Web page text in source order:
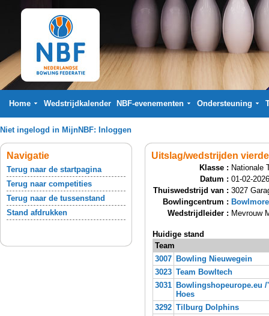
Home Wedstrijdkalender NBF-evenementen Ondersteuning
Niet ingelogd in MijnNBF: Inloggen
Navigatie
Terug naar de startpagina
Terug naar competities
Terug naar de tussenstand
Stand afdrukken
Uitslag/wedstrijden
Klasse : Nationale
Datum : 01-02-
Thuiswedstrijd van : 3027
Bowlingcentrum :
Wedstrijdleider : Mevrouw
Huidige stand
Team
3007 Bowling Nieuwegein
3023 Team Bowltech
3031 Bowlingshopeurope.eu /
Hoes
3292 Tilburg Dolphins